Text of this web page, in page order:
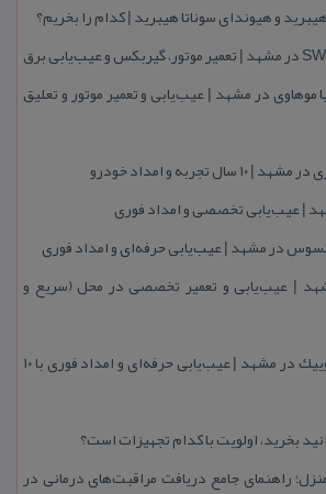
و هیوندای سوناتا هیبرید | كدام را بخریم؟
موهاوی در مشهد | عیب‌یابی و تعمیر موتور و تعلیق
و امداد خودرو
| عیب‌یابی تخصصی و امداد فوری
در مشهد | عیب‌یابی حرفه‌ای و امداد فوری
| عیب‌یابی و تعمیر تخصصی در محل (سریع و
تعمیرگاه تخصصی كوییك در مشهد | عیب‌یابی حرفه‌ای و امداد فوری با ۱۰
راهنمای جامع دریافت مراقبت‌های درمانی در